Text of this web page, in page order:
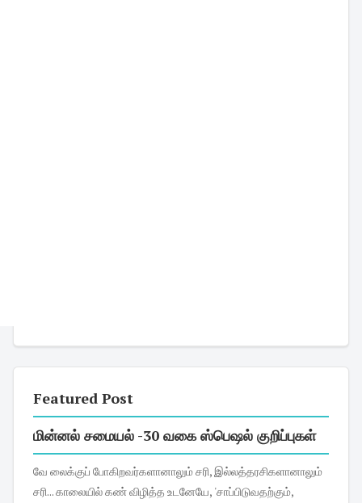
Featured Post
மின்னல் சமையல் -30 வகை ஸ்பெஷல் குறிப்புகள்
வே லைக்குப் போகிறவர்களானாலும் சரி, இல்லத்தரசிகளானாலும்
சரி... காலையில் கண் விழித்த உடனேயே, 'சாப்பிடுவதற்கும்,